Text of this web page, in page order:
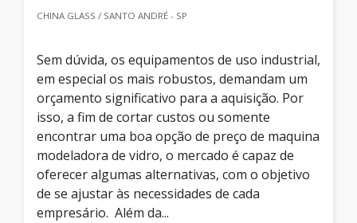
CHINA GLASS / SANTO ANDRÉ - SP
Sem dúvida, os equipamentos de uso industrial,
em especial os mais robustos, demandam um
orçamento significativo para a aquisição. Por
isso, a fim de cortar custos ou somente
encontrar uma boa opção de preço de maquina
modeladora de vidro, o mercado é capaz de
oferecer algumas alternativas, com o objetivo
de se ajustar às necessidades de cada
empresário. Além da...